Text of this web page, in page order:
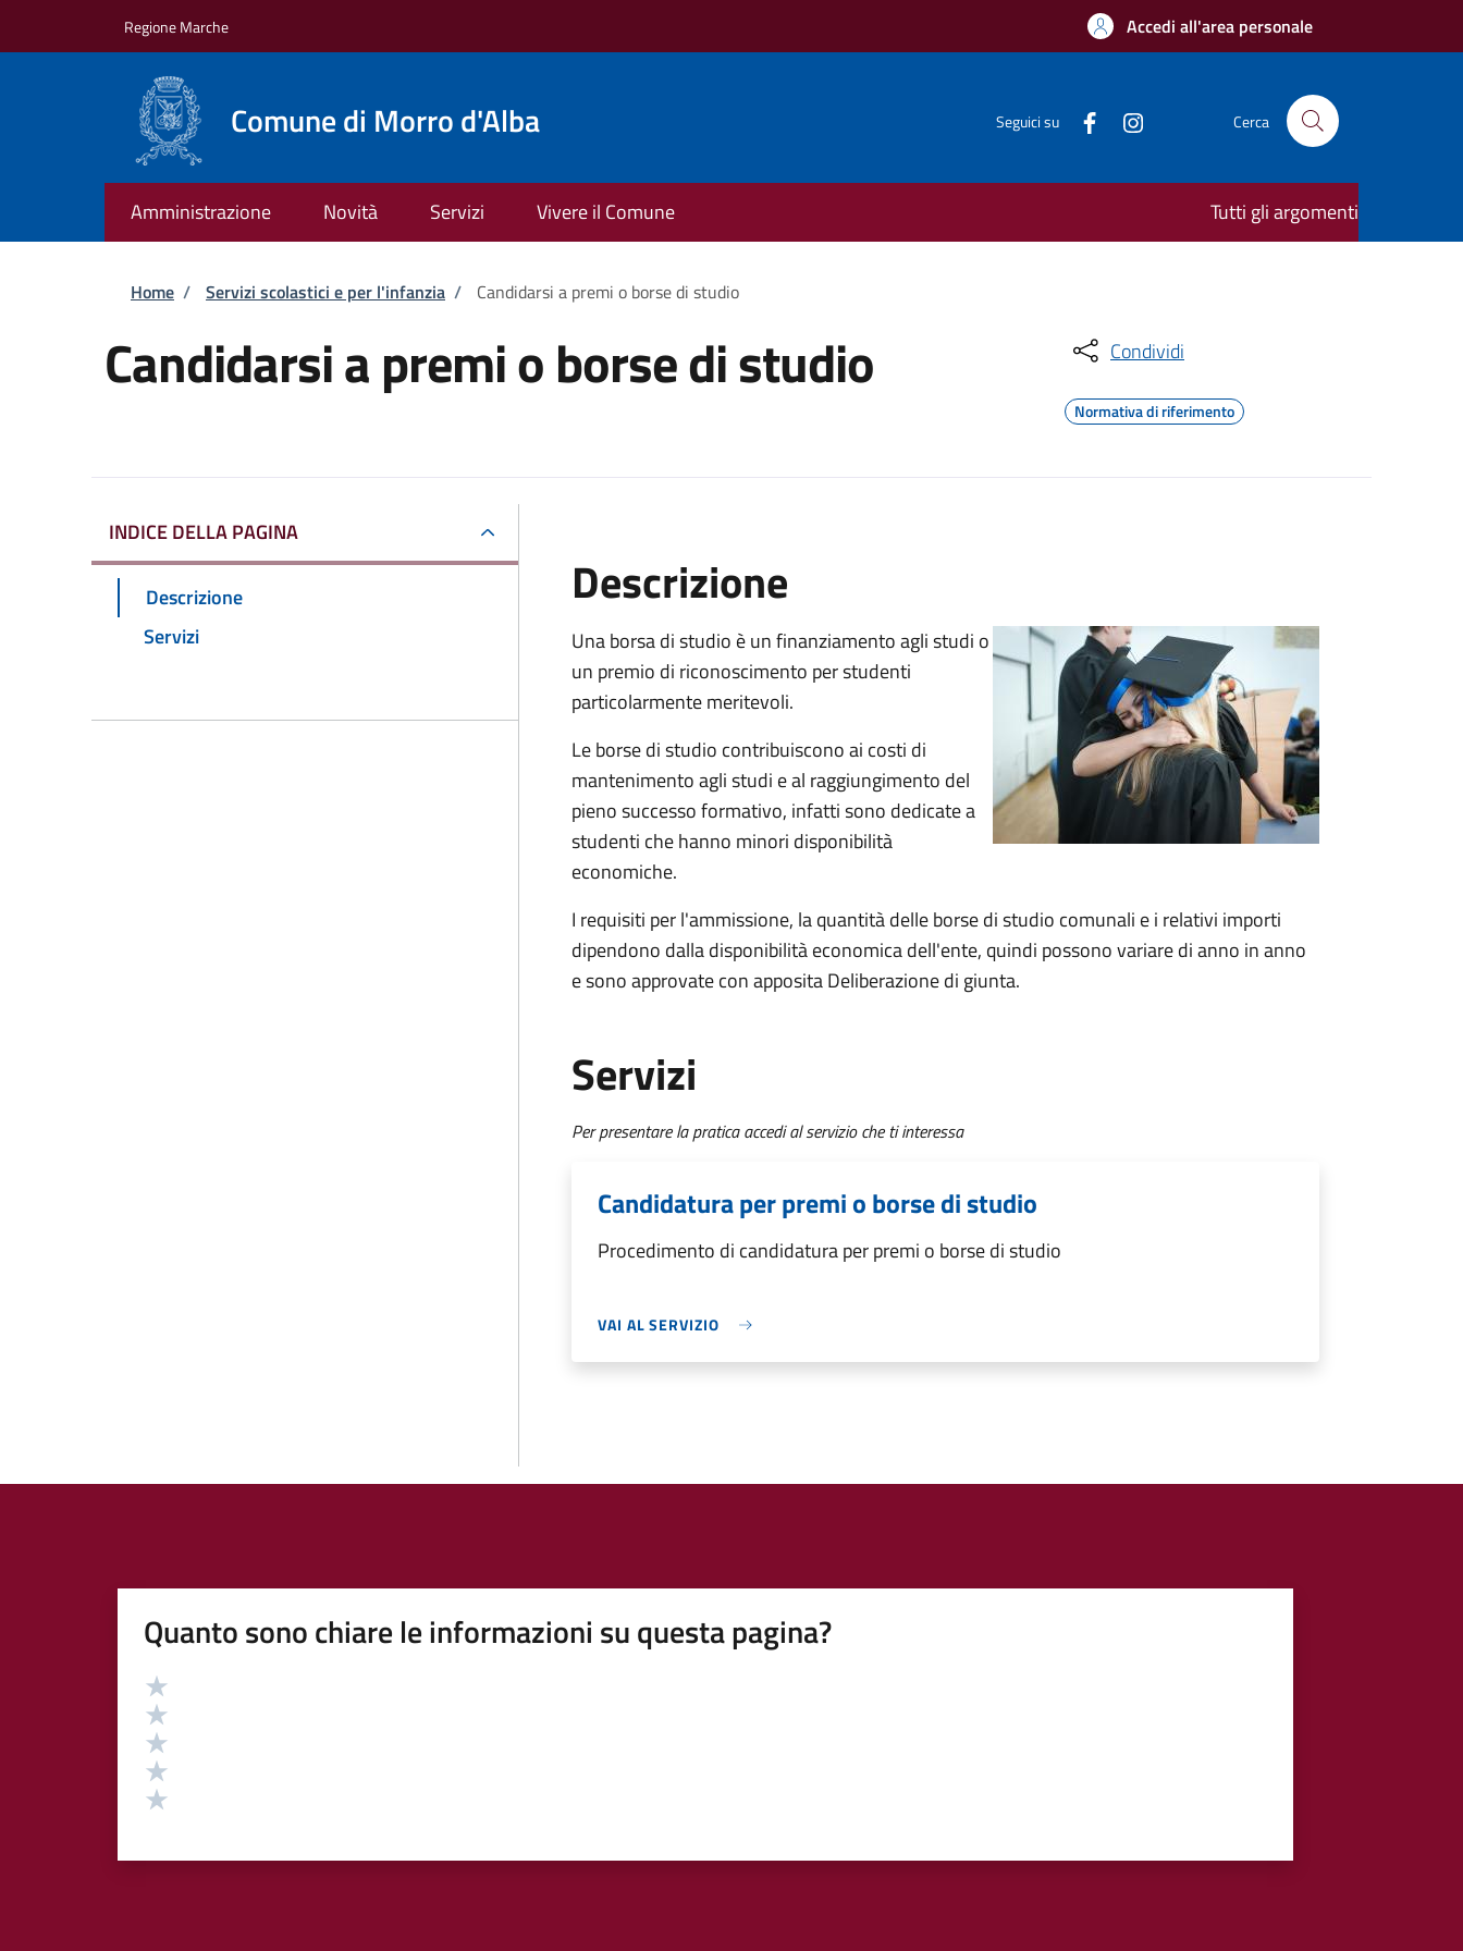
Regione Marche Accedi all'area personale
Comune di Morro d'Alba Seguici su Cerca
Amministrazione Novità Servizi Vivere il Comune Tutti gli argomenti
Briciole di pane
Home / Servizi scolastici e per l'infanzia / Candidarsi a premi o borse di studio
Candidarsi a premi o borse di studio Condividi
Normativa di riferimento
INDICE DELLA PAGINA
Descrizione
Servizi
Descrizione
Una borsa di studio è un finanziamento agli studi o
un premio di riconoscimento per studenti
particolarmente meritevoli.
Le borse di studio contribuiscono ai costi di
mantenimento agli studi e al raggiungimento del
pieno successo formativo, infatti sono dedicate a
studenti che hanno minori disponibilità
economiche.
I requisiti per l'ammissione, la quantità delle borse di studio comunali e i relativi importi
dipendono dalla disponibilità economica dell'ente, quindi possono variare di anno in anno
e sono approvate con apposita Deliberazione di giunta.
Servizi
Per presentare la pratica accedi al servizio che ti interessa
Candidatura per premi o borse di studio
Procedimento di candidatura per premi o borse di studio
VAI AL SERVIZIO
Quanto sono chiare le informazioni su questa pagina?
Valutazione